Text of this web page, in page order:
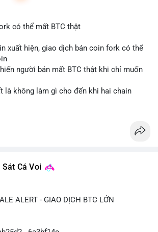
có thể mất BTC thật
xuất hiện, giao dịch bán coin fork có thể
người bán mất BTC thật khi chỉ muốn
là không làm gì cho đến khi hai chain
Cá Voi
ALERT - GIAO DỊCH BTC LỚN